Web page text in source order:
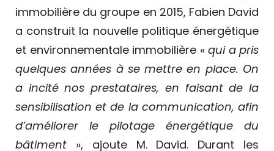
immobilière du groupe en 2015, Fabien David
a construit la nouvelle politique énergétique
et environnementale immobilière « qui a pris
quelques années à se mettre en place. On
a incité nos prestataires, en faisant de la
sensibilisation et de la communication, afin
d’améliorer le pilotage énergétique du
bâtiment », ajoute M. David. Durant les